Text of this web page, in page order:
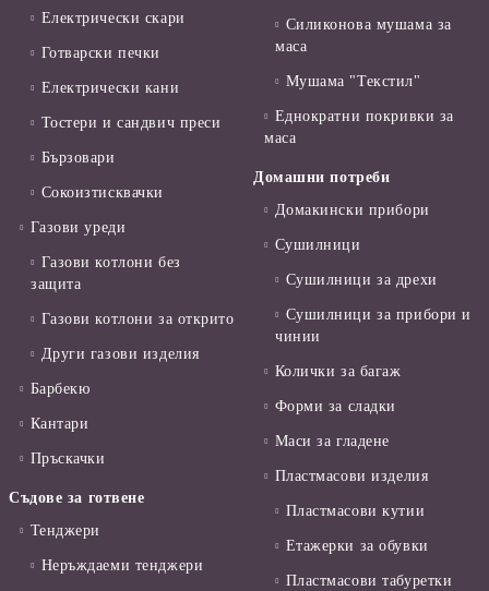
Електрически скари
Готварски печки
Електрически кани
Тостери и сандвич преси
Бързовари
Сокоизтисквачки
Газови уреди
Газови котлони без
защита
Газови котлони за открито
Други газови изделия
Барбекю
Кантари
Пръскачки
Съдове за готвене
Тенджери
Неръждаеми тенджери
Силиконова мушама за
маса
Мушама "Текстил"
Еднократни покривки за
маса
Домашни потреби
Домакински прибори
Сушилници
Сушилници за дрехи
Сушилници за прибори и
чинии
Колички за багаж
Форми за сладки
Маси за гладене
Пластмасови изделия
Пластмасови кутии
Етажерки за обувки
Пластмасови табуретки